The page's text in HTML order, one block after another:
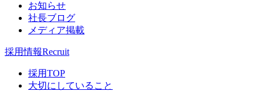
お知らせ
社長ブログ
メディア掲載
採用情報Recruit
採用TOP
大切にしていること